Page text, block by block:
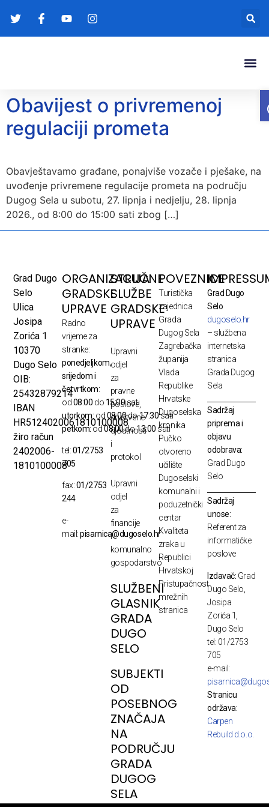
Obavijest o privremenoj
regulaciji prometa
Obavještavamo građane, ponajviše vozače i pješake, na
uvođenje privremene regulacije prometa na području
Dugog Sela u subotu, 27. lipnja i nedjelju, 28. lipnja
2026., od 8:00 do 15:00 sati zbog […]
Grad Dugo
Selo
Ulica
Josipa
Zorića 1
10370
Dugo Selo
OIB:
25432879214
IBAN
HR5124020061810100008
žiro račun
2402006-
1810100008
ORGANIZACIJA
GRADSKE
UPRAVE
Radno
vrijeme za
stranke:
ponedjeljkom,
srijedom i
četvrtkom:
od08:00 do 15:00sati
utorkom: od08:00do17:30sati
petkom:od08:00do13:00 sati
tel:01/2753
705
fax:01/2753
244
e-
mail:pisarnica@dugoselo.hr
STRUČNE
SLUŽBE
GRADSKE
UPRAVE
Upravni
odjel
za
pravne
poslove,
društvene
djelatnosti
i
protokol
Upravni
odjel
za
financije
i
komunalno
gospodarstvo
SLUŽBENI
GLASNIK
GRADA
DUGO
SELO
SUBJEKTI
OD
POSEBNOG
ZNAČAJA
NA
PODRUČJU
GRADA
DUGOG
SELA
POVEZNICE
Turistička
zajednica
Grada
Dugog Sela
Zagrebačka
županija
Vlada
Republike
Hrvatske
Dugoselska
kronika
Pučko
otvoreno
učilište
Dugoselski
komunalni i
poduzetnički
centar
Kvaliteta
zraka u
Republici
Hrvatskoj
Pristupačnost
mrežnih
stranica
Grad Dugo
Selo
dugoselo.hr
– službena
internetska
stranica
Grada Dugog
Sela
Sadržaj
priprema i
objavu
odobrava:
Grad Dugo
Selo
Sadržaj
unose:
Referent za
informatičke
poslove
Izdavač: Grad
Dugo Selo,
Josipa
Zorića 1,
Dugo Selo
tel: 01/2753
705
e-mail:
Stranicu
održava:
Carpen
Rebuild d.o.o.